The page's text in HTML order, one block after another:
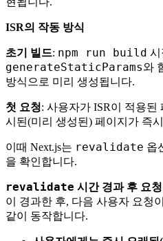
ISR의 작동 방식
초기 빌드: npm run build 시
generateStaticParams와
방식으로 미리 생성됩니다.
첫 요청: 사용자가 ISR이 적용된
시된(미리 생성된) 페이지가 즉
이때 Next.js는 revalidate 옵
을 확인합니다.
revalidate 시간 경과 후 요청
이 경과한 후, 다음 사용자 요청
같이 동작합니다.